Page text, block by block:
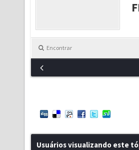
Encontrar
Usuários visualizando este